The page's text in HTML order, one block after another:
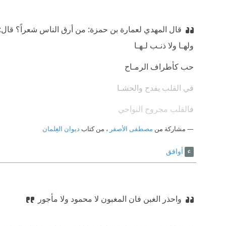
قال المهدي لعمارة بن حمزة: من أرق الناس شعراً؟ قال:
‫ولهـا ولا ذنـب لـهـا
‫حب كأطراف الرمـاح
‫في القلب يفدح والحشـا
‫فالقلب مجروح النواحي
قال: صدقت والله، قال: فما يمنعك من منادمته يا أمير
‫قلت لساقينا على خـلـوة
‫ونم على وجهك لي ساعةً
مشاركة من مصطفى الأصفر ، من كتاب ديوان الغِلمان
أوافق
واحذر الغبن فان المغبون لا محمود ولا مأجور